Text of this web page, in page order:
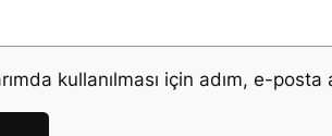
kullanılması için adım, e-